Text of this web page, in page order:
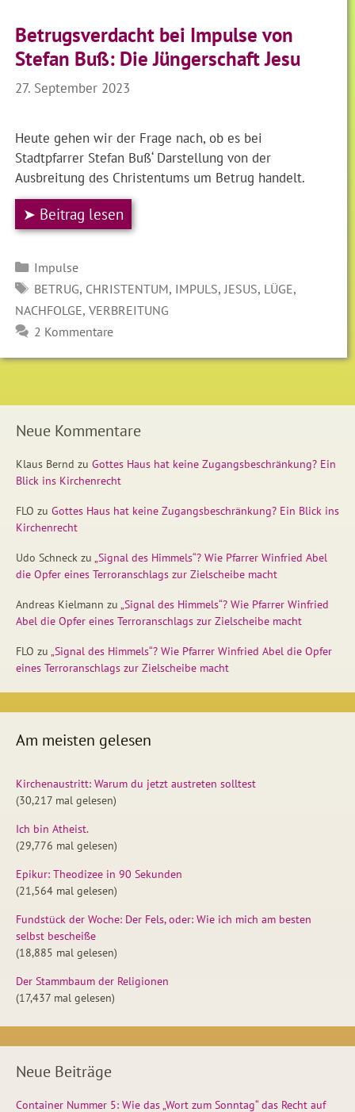
Betrugsverdacht bei Impulse von
Stefan Buß: Die Jüngerschaft Jesu
27. September 2023
Heute gehen wir der Frage nach, ob es bei
Stadtpfarrer Stefan Buß‘ Darstellung von der
Ausbreitung des Christentums um Betrug handelt.
➤ Beitrag lesen
Kategorien
Impulse
SCHLAGWÖRTER
BETRUG, CHRISTENTUM, IMPULS,JESUS, LÜGE,
NACHFOLGE,VERBREITUNG
2 Kommentare
Neue Kommentare
Klaus Bernd zu Gottes Haus hat keine Zugangsbeschränkung? Ein
Blick ins Kirchenrecht
FLO zu Gottes Haus hat keine Zugangsbeschränkung? Ein Blick ins
Kirchenrecht
Udo Schneck zu „Signal des Himmels“? Wie Pfarrer Winfried Abel
die Opfer eines Terroranschlags zur Zielscheibe macht
Andreas Kielmann zu „Signal des Himmels“? Wie Pfarrer Winfried
Abel die Opfer eines Terroranschlags zur Zielscheibe macht
FLO zu „Signal des Himmels“? Wie Pfarrer Winfried Abel die Opfer
eines Terroranschlags zur Zielscheibe macht
Am meisten gelesen
Kirchenaustritt: Warum du jetzt austreten solltest
(30,217 mal gelesen)
Ich bin Atheist.
(29,776 mal gelesen)
Epikur: Theodizee in 90 Sekunden
(21,564 mal gelesen)
Fundstück der Woche: Der Fels, oder: Wie ich mich am besten
selbst bescheiße
(18,885 mal gelesen)
Der Stammbaum der Religionen
(17,437 mal gelesen)
Neue Beiträge
Container Nummer 5: Wie das „Wort zum Sonntag“ das Recht auf